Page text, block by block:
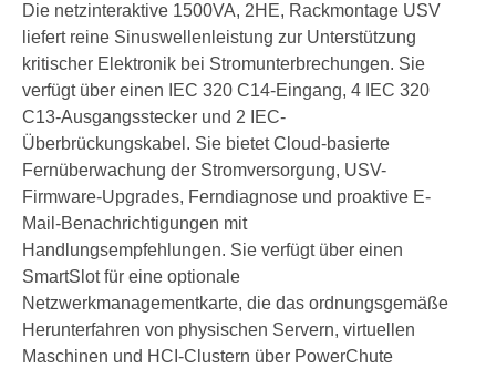
Die netzinteraktive 1500VA, 2HE, Rackmontage USV
liefert reine Sinuswellenleistung zur Unterstützung
kritischer Elektronik bei Stromunterbrechungen. Sie
verfügt über einen IEC 320 C14-Eingang, 4 IEC 320
C13-Ausgangsstecker und 2 IEC-
Überbrückungskabel. Sie bietet Cloud-basierte
Fernüberwachung der Stromversorgung, USV-
Firmware-Upgrades, Ferndiagnose und proaktive E-
Mail-Benachrichtigungen mit
Handlungsempfehlungen. Sie verfügt über einen
SmartSlot für eine optionale
Netzwerkmanagementkarte, die das ordnungsgemäße
Herunterfahren von physischen Servern, virtuellen
Maschinen und HCI-Clustern über PowerChute